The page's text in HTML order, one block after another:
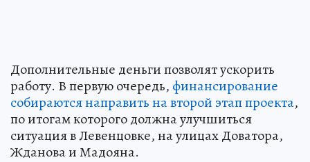
Дополнительные деньги позволят ускорить
работу. В первую очередь, финансирование
собираются направить на второй этап проекта,
по итогам которого должна улучшиться
ситуация в Левенцовке, на улицах Доватора,
Жданова и Мадояна.